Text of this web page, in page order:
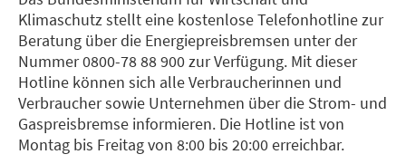
Klimaschutz stellt eine kostenlose Telefonhotline zur
Beratung über die Energiepreisbremsen unter der
Nummer 0800-78 88 900 zur Verfügung. Mit dieser
Hotline können sich alle Verbraucherinnen und
Verbraucher sowie Unternehmen über die Strom- und
Gaspreisbremse informieren. Die Hotline ist von
Montag bis Freitag von 8:00 bis 20:00 erreichbar.